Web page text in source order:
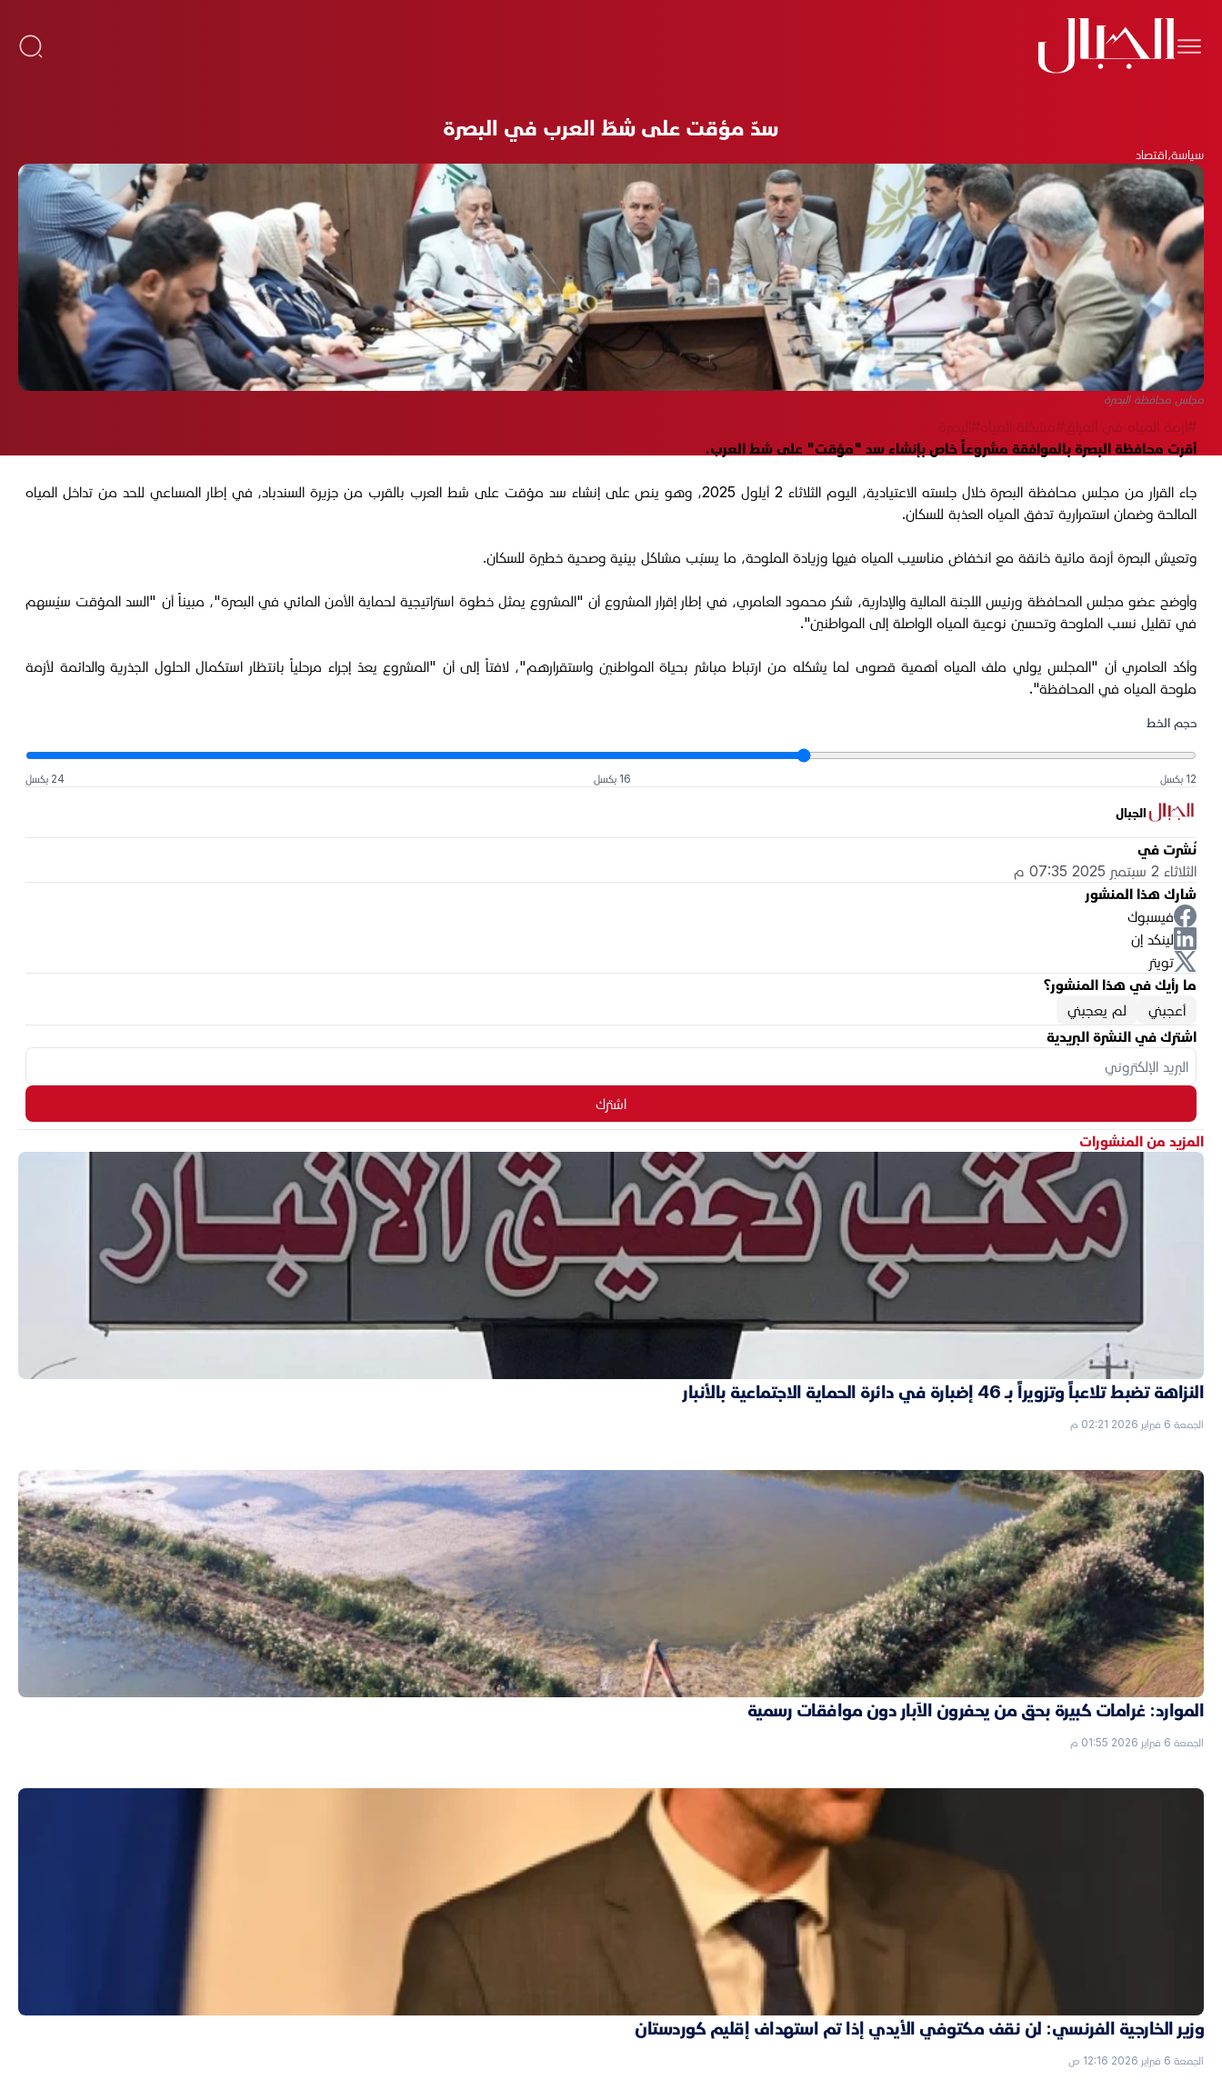
سدّ مؤقت على شطّ العرب في البصرة
سياسة،اقتصاد
مجلس محافظة البصرة
#أزمة المياه في العراق#مشكلة المياه#البصرة
أقرت محافظة البصرة بالموافقة مشروعاً خاص بإنشاء سد "مؤقت" على شط العرب.
جاء القرار من مجلس محافظة البصرة خلال جلسته الاعتيادية، اليوم الثلاثاء 2 أيلول 2025، وهو ينص على إنشاء سد مؤقت على شط العرب بالقرب من جزيرة السندباد، في إطار المساعي للحد من تداخل المياه
المالحة وضمان استمرارية تدفق المياه العذبة للسكان.
وتعيش البصرة أزمة مائية خانقة مع انخفاض مناسيب المياه فيها وزيادة الملوحة، ما يسبّب مشاكل بيئية وصحية خطيرة للسكان.
وأوضح عضو مجلس المحافظة ورئيس اللجنة المالية والإدارية، شكر محمود العامري، في إطار إقرار المشروع أن "المشروع يمثل خطوة استراتيجية لحماية الأمن المائي في البصرة"، مبيناً أن "السد المؤقت سيُسهم
في تقليل نسب الملوحة وتحسين نوعية المياه الواصلة إلى المواطنين".
وأكد العامري أن "المجلس يولي ملف المياه أهمية قصوى لما يشكله من ارتباط مباشر بحياة المواطنين واستقرارهم"، لافتاً إلى أن "المشروع يعدّ إجراء مرحلياً بانتظار استكمال الحلول الجذرية والدائمة لأزمة
ملوحة المياه في المحافظة".
حجم الخط
12 بكسل 16 بكسل 24 بكسل
الجبال
نُشرت في
الثلاثاء 2 سبتمبر 2025 07:35 م
شارك هذا المنشور
فيسبوك
لينكد إن
تويتر
ما رأيك في هذا المنشور؟
أعجبني
لم يعجبني
اشترك في النشرة البريدية
اشترك
المزيد من المنشورات
النزاهة تضبط تلاعباً وتزويراً بـ 46 إضبارة في دائرة الحماية الاجتماعية بالأنبار
الجمعة 6 فبراير 2026 02:21 م
الموارد: غرامات كبيرة بحق من يحفرون الآبار دون موافقات رسمية
الجمعة 6 فبراير 2026 01:55 م
وزير الخارجية الفرنسي: لن نقف مكتوفي الأيدي إذا تم استهداف إقليم كوردستان
الجمعة 6 فبراير 2026 12:16 ص